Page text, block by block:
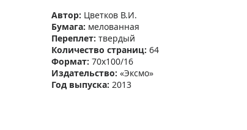
Автор: Цветков В.И.
Бумага: мелованная
Переплет: твердый
Количество страниц: 64
Формат: 70x100/16
Издательство: «Эксмо»
Год выпуска: 2013